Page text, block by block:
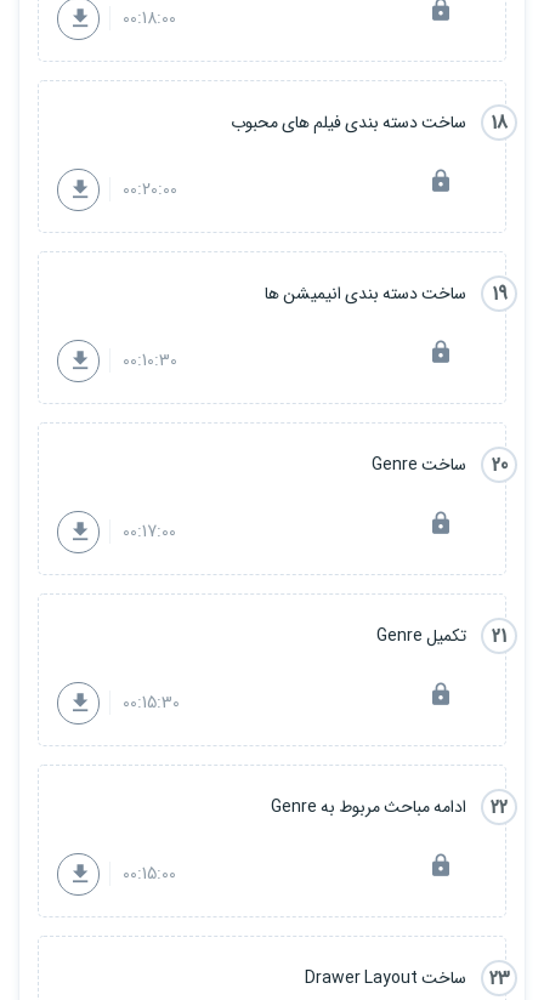
00:18:00
18 ساخت دسته بندی فیلم های محبوب
00:20:00
19 ساخت دسته بندی انیمیشن ها
00:10:30
20 ساخت Genre
00:17:00
21 تکمیل Genre
00:15:30
22 ادامه مباحث مربوط به Genre
00:15:00
23 ساخت Drawer Layout